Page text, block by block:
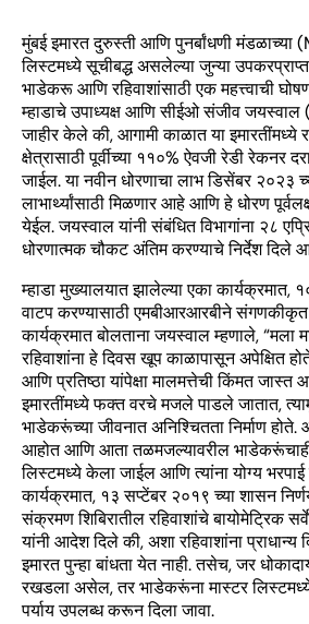
मुंबई इमारत दुरुस्ती आणि पुनर्बांधणी मंडळाच्या
लिस्टमध्ये सूचीबद्ध असलेल्या जुन्या उपकरप्राप्त
भाडेकरू आणि रहिवाशांसाठी एक महत्त्वाची
म्हाडाचे उपाध्यक्ष आणि सीईओ संजीव जयस्वाल
जाहीर केले की, आगामी काळात या इमारतींमध्ये
क्षेत्रासाठी पूर्वीच्या ११०% ऐवजी रेडी रेकनर
जाईल. या नवीन धोरणाचा लाभ डिसेंबर २०२३
लाभार्थ्यांसाठी मिळणार आहे आणि हे धोरण
येईल. जयस्वाल यांनी संबंधित विभागांना २८
धोरणात्मक चौकट अंतिम करण्याचे निर्देश दिले
म्हाडा मुख्यालयात झालेल्या एका
वाटप करण्यासाठी एमबीआरआरबीने संगणकीकृत
कार्यक्रमात बोलताना जयस्वाल म्हणाले,
रहिवाशांना हे दिवस खूप काळापासून अपेक्षित
आणि प्रतिष्ठा यांपेक्षा मालमत्तेची किंमत
इमारतींमध्ये फक्त वरचे मजले पाडले जातात,
भाडेकरूंच्या जीवनात अनिश्चितता निर्माण
आहोत आणि आता तळमजल्यावरील
लिस्टमध्ये केला जाईल आणि त्यांना योग्य भरपाई
कार्यक्रमात, १३ सप्टेंबर २०१९ च्या शासन
संक्रमण शिबिरातील रहिवाशांचे बायोमेट्रिक
यांनी आदेश दिले की, अशा रहिवाशांना प्राधान्य
इमारत पुन्हा बांधता येत नाही. तसेच, जर
रखडला असेल, तर भाडेकरूंना मास्टर लिस्टमध्ये
पर्याय उपलब्ध करून दिला जावा.